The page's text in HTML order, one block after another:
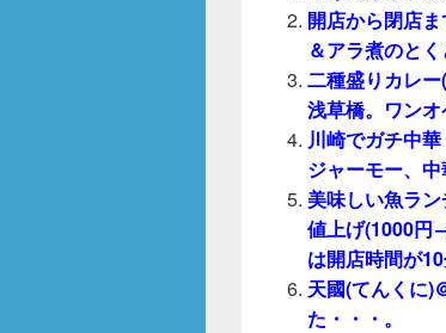
開店から閉店
＆アラ煮のと
二種盛りカレ
浅草橋。ワンオ
川崎でガチ中
ジャーモー、
美味しい魚ラ
値上げ(1000円
は開店時間が
天國(てんくに)
た・・・。